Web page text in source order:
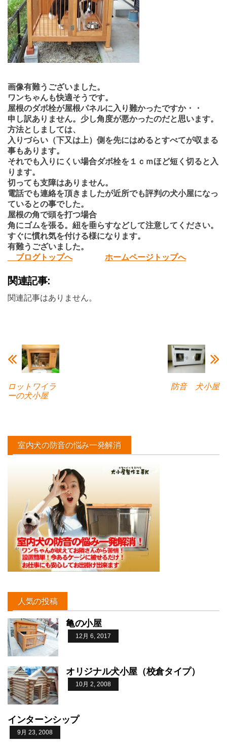
画像有難うございました。
ワンちゃんも快適そうです。
屋根のダボ栓が屋根パネルに入り難かったですか・・
申し訳ありません。少し角度が悪かったのだと思います。
方法としましては、
入りづらい（下又は上）側を先にはめるとすべてが収まる
事もあります。
それでも入りにくい場合ダボ栓を１ｃｍほど短く切ると入
ります。
切っても支障はありません。
電話でも連絡を頂きましたが近所でも評判の犬小屋になっ
ているとの事でした。
屋根の角で頭を打つ場合
角にゴムを張る。紐を垂らすなどして注意してください。
すぐに慣れ気を付ける様になります。
有難うございました。
ブログトップへ
ホームページトップへ
関連記事:
関連記事はありません。
ロットワイラ
ーの犬小屋
防音 犬小屋
室内犬の防音の悩み一発解消
人気の投稿
亀の小屋
12月 6, 2017
オリジナル犬小屋（校倉タイプ）
10月 2, 2008
インターンシップ
9月 23, 2008